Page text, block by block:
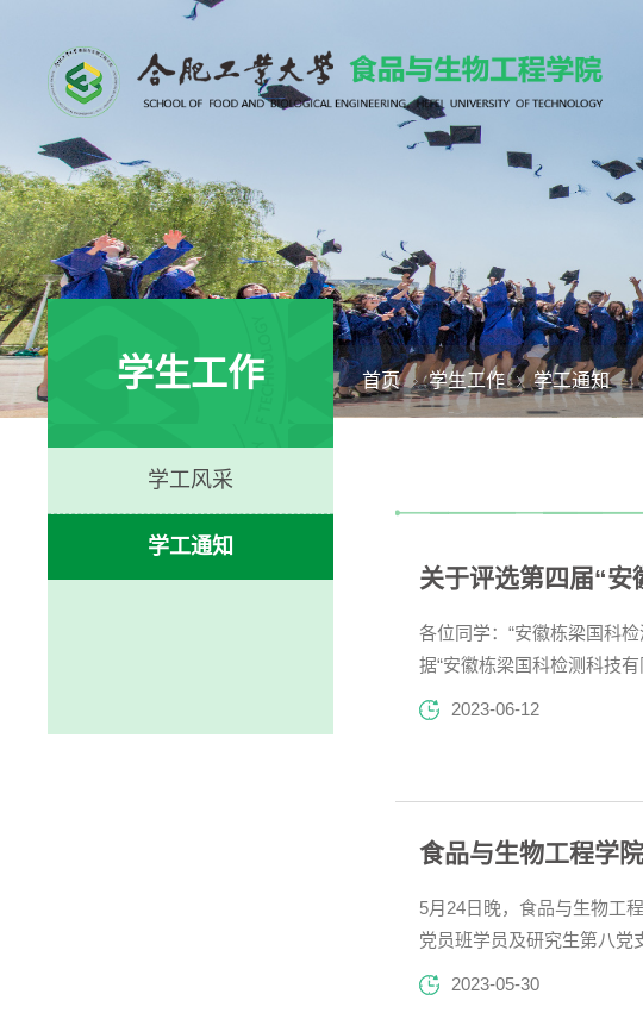
学生工作
学工风采
学工通知
首页 学生工作 学工通知
关于评选第四届“安
各位同学：“安徽栋梁国科
据“安徽栋梁国科检测科技
奖励对象“安徽栋梁国科检
2023-06-12
食品与生物工程学
5月24日晚，食品与生物工
党员班学员及研究生第八党
成就的重要论述，并以习近
2023-05-30